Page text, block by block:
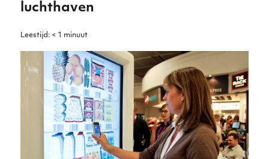
luchthaven
Leestijd: < 1 minuut